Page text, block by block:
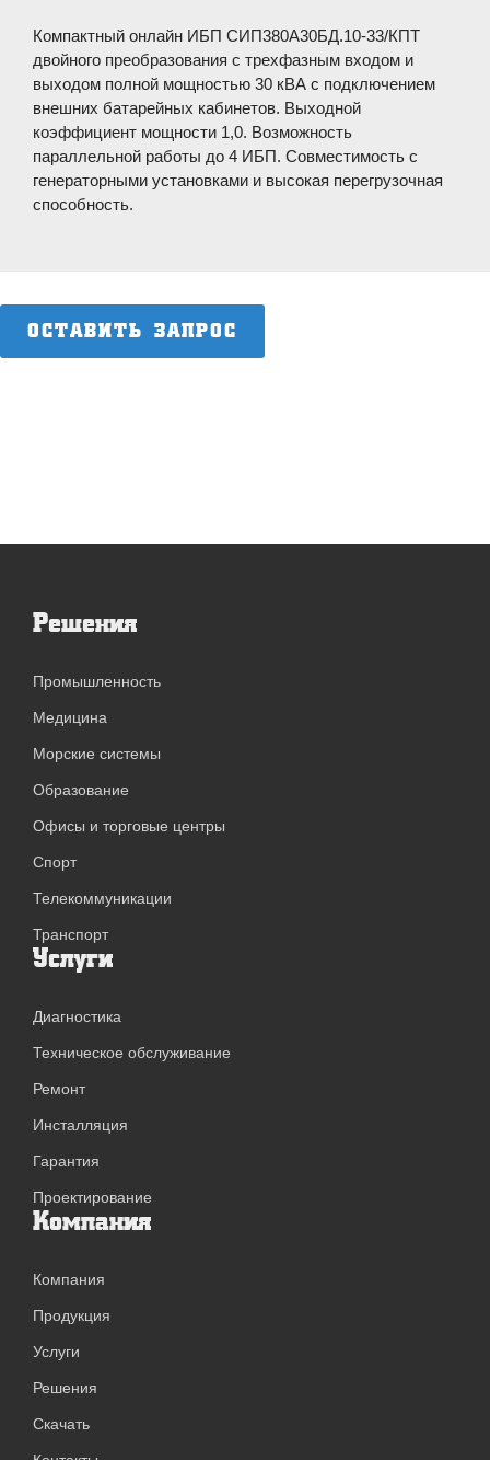
Компактный онлайн ИБП СИП380А30БД.10-33/КПТ
двойного преобразования с трехфазным входом и
выходом полной мощностью 30 кВА с подключением
внешних батарейных кабинетов. Выходной
коэффициент мощности 1,0. Возможность
параллельной работы до 4 ИБП. Совместимость с
генераторными установками и высокая перегрузочная
способность.
ОСТАВИТЬ ЗАПРОС
Решения
Промышленность
Медицина
Морские системы
Образование
Офисы и торговые центры
Спорт
Телекоммуникации
Транспорт
Услуги
Диагностика
Техническое обслуживание
Ремонт
Инсталляция
Гарантия
Проектирование
Компания
Компания
Продукция
Услуги
Решения
Скачать